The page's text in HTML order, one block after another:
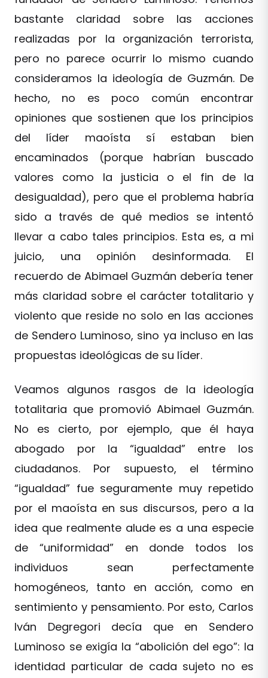
bastante claridad sobre las acciones
realizadas por la organización terrorista,
pero no parece ocurrir lo mismo cuando
consideramos la ideología de Guzmán. De
hecho, no es poco común encontrar
opiniones que sostienen que los principios
del líder maoísta sí estaban bien
encaminados (porque habrían buscado
valores como la justicia o el fin de la
desigualdad), pero que el problema habría
sido a través de qué medios se intentó
llevar a cabo tales principios. Esta es, a mi
juicio, una opinión desinformada. El
recuerdo de Abimael Guzmán debería tener
más claridad sobre el carácter totalitario y
violento que reside no solo en las acciones
de Sendero Luminoso, sino ya incluso en las
propuestas ideológicas de su líder.
Veamos algunos rasgos de la ideología
totalitaria que promovió Abimael Guzmán.
No es cierto, por ejemplo, que él haya
abogado por la “igualdad” entre los
ciudadanos. Por supuesto, el término
“igualdad” fue seguramente muy repetido
por el maoísta en sus discursos, pero a la
idea que realmente alude es a una especie
de “uniformidad” en donde todos los
individuos sean perfectamente
homogéneos, tanto en acción, como en
sentimiento y pensamiento. Por esto, Carlos
Iván Degregori decía que en Sendero
Luminoso se exigía la “abolición del ego”: la
identidad particular de cada sujeto no es